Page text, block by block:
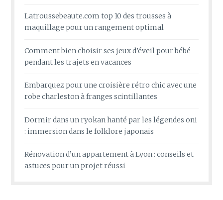
Latroussebeaute.com top 10 des trousses à
maquillage pour un rangement optimal
Comment bien choisir ses jeux d’éveil pour bébé
pendant les trajets en vacances
Embarquez pour une croisière rétro chic avec une
robe charleston à franges scintillantes
Dormir dans un ryokan hanté par les légendes oni
: immersion dans le folklore japonais
Rénovation d’un appartement à Lyon : conseils et
astuces pour un projet réussi